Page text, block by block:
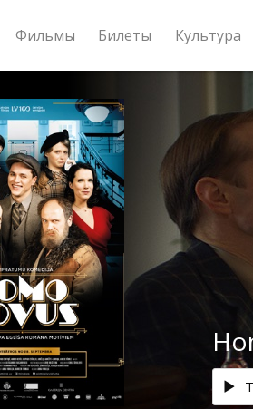
Фильмы Билеты Культура